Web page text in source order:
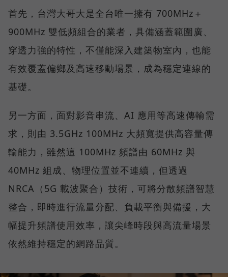
首先，台灣大哥大是全台唯一擁有 700MHz＋
900MHz 雙低頻組合的業者，具備涵蓋範圍廣、
穿透力強的特性，不僅能深入建築物室內，也能
有效覆蓋偏鄉及高速移動場景，成為穩定連線的
基礎。
另一方面，面對影音串流、AI 應用等高速傳輸需
求，則由 3.5GHz 100MHz 大頻寬提供高容量傳
輸能力，雖然這 100MHz 頻譜由 60MHz 與
40MHz 組成、物理位置並不連續，但透過
NRCA（5G 載波聚合）技術，可將分散頻譜智慧
整合，即時進行流量分配、負載平衡與備援，大
幅提升頻譜使用效率，讓尖峰時段與高流量場景
依然維持穩定的網路品質。